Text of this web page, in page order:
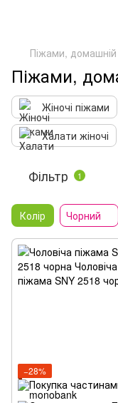
Піжами,
Піжами,
Жіночі піжами
Халати жіночі
Фільтр 1
Колір Чорний
−28%